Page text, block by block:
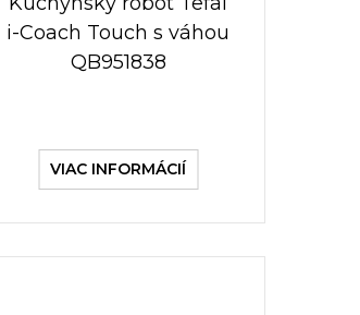
i-Coach Touch s váhou
QB951838
VIAC INFORMÁCIÍ